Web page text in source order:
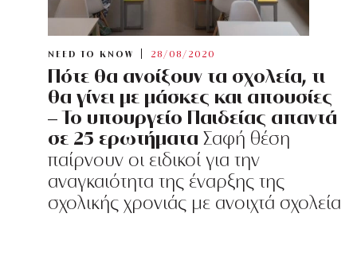
NEED TO KNOW 28/08/2020
Πότε θα ανοίξουν τα σχολεία, τι
θα γίνει με μάσκες και απουσίες
– Το υπουργείο Παιδείας απαντά
σε 25 ερωτήματα Σαφή θέση
παίρνουν οι ειδικοί για την
αναγκαιότητα της έναρξης της
σχολικής χρονιάς με ανοιχτά σχολεία